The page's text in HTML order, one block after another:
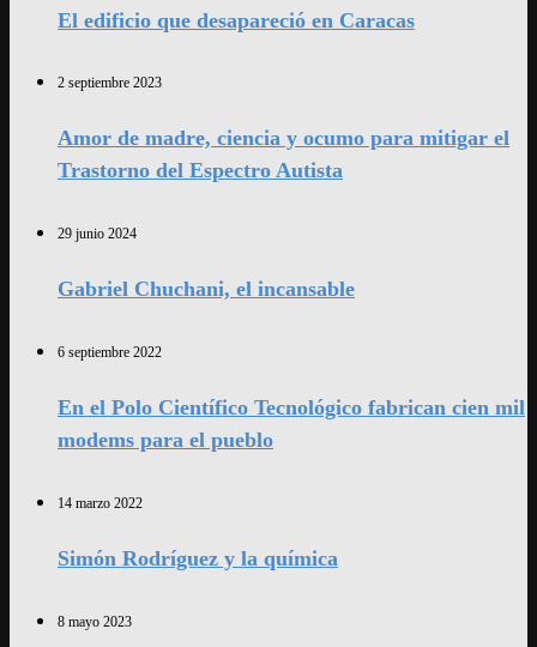
El edificio que desapareció en Caracas
2 septiembre 2023
Amor de madre, ciencia y ocumo para mitigar el
Trastorno del Espectro Autista
29 junio 2024
Gabriel Chuchani, el incansable
6 septiembre 2022
En el Polo Científico Tecnológico fabrican cien mil
modems para el pueblo
14 marzo 2022
Simón Rodríguez y la química
8 mayo 2023